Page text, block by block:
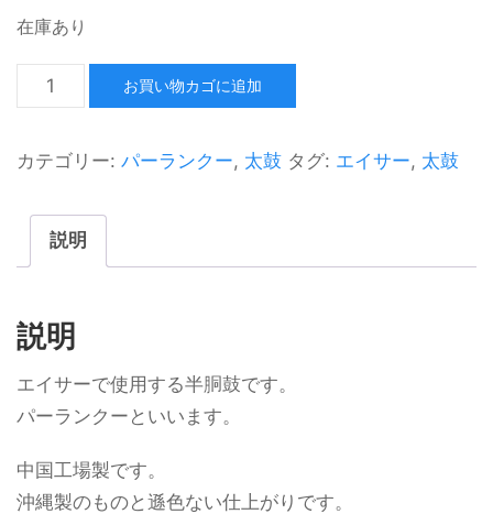
在庫あり
お買い物カゴに追加
カテゴリー: パーランクー, 太鼓 タグ: エイサー, 太鼓
説明
説明
エイサーで使用する半胴鼓です。
パーランクーといいます。
中国工場製です。
沖縄製のものと遜色ない仕上がりです。